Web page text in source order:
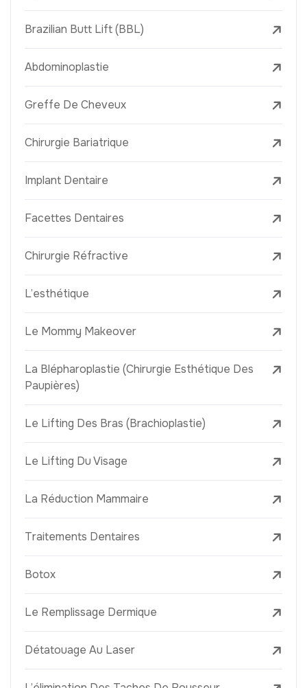
Brazilian Butt Lift (BBL)
Abdominoplastie
Greffe De Cheveux
Chirurgie Bariatrique
Implant Dentaire
Facettes Dentaires
Chirurgie Réfractive
L’esthétique
Le Mommy Makeover
La Blépharoplastie (Chirurgie Esthétique Des
Paupières)
Le Lifting Des Bras (Brachioplastie)
Le Lifting Du Visage
La Réduction Mammaire
Traitements Dentaires
Botox
Le Remplissage Dermique
Détatouage Au Laser